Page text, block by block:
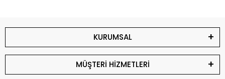
KURUMSAL
MÜŞTERİ HİZMETLERİ